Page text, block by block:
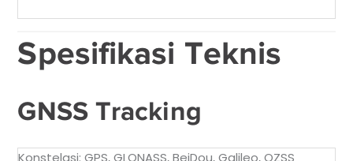
Spesifikasi Teknis
GNSS Tracking
Konstelasi: GPS, GLONASS, BeiDou, Galileo, QZSS